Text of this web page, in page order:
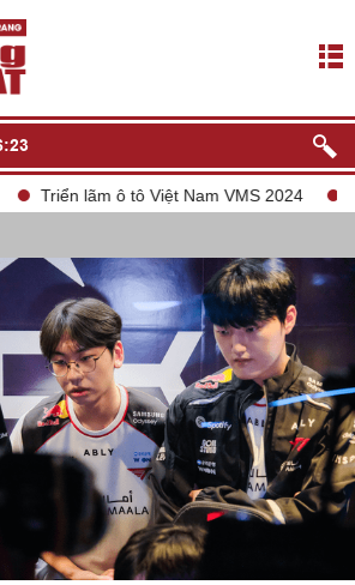
lãm ô tô Việt Nam VMS 2024 tắt